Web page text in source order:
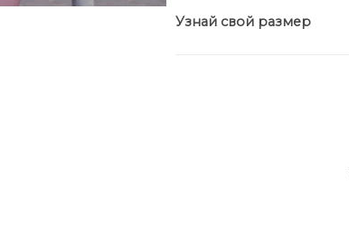
Узнай свой размер